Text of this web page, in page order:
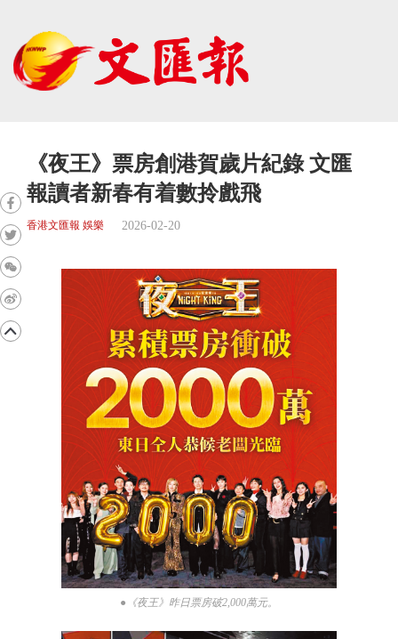
《夜王》票房創港賀歲片紀錄 文匯
報讀者新春有着數拎戲飛
香港文匯報 娛樂 2026-02-20
●《夜王》昨日票房破2,000萬元。